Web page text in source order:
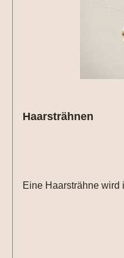
Haarsträhnen
Eine Haarsträhne wird